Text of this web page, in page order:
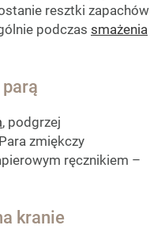
resztki zapachów
podczas smażenia
, podgrzej
zmiękczy
ręcznikiem –
kranie